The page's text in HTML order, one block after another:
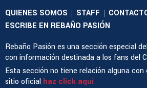
QUIENES SOMOS | STAFF |
ESCRIBE EN REBAÑO PASIÓN
Rebaño Pasión es una sección especial
con información destinada a los fans del
Esta sección no tiene relación alguna
sitio oficial haz click aquí